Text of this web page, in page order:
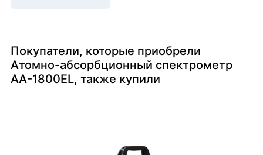
Покупатели, которые приобрели
Атомно-абсорбционный спектрометр
AA-1800EL, также купили